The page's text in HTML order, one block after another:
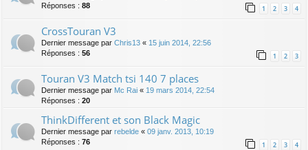
Réponses : 88 1 2 3 4
CrossTouran V3
Dernier message par Chris13 « 15 juin 2014, 22:56
Réponses : 56 1 2 3
Touran V3 Match tsi 140 7 places
Dernier message par Mc Rai « 19 mars 2014, 22:54
Réponses : 20
ThinkDifferent et son Black Magic
Dernier message par rebelde « 09 janv. 2013, 10:19
Réponses : 76 1 2 3 4